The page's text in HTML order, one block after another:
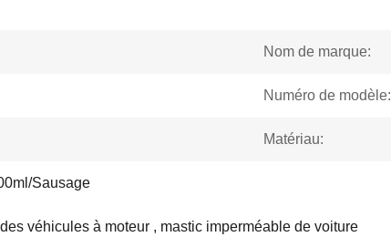
Nom de marque:
Numéro de modèle:
Matériau:
Sausage
véhicules à moteur , mastic imperméable de voiture